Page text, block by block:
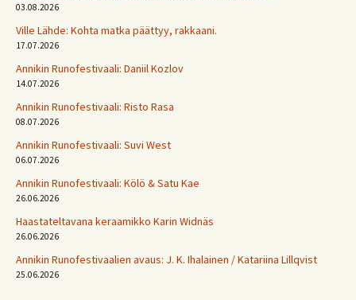
03.08.2026
Ville Lähde: Kohta matka päättyy, rakkaani.
17.07.2026
Annikin Runofestivaali: Daniil Kozlov
14.07.2026
Annikin Runofestivaali: Risto Rasa
08.07.2026
Annikin Runofestivaali: Suvi West
06.07.2026
Annikin Runofestivaali: Kölö & Satu Kae
26.06.2026
Haastateltavana keraamikko Karin Widnäs
26.06.2026
Annikin Runofestivaalien avaus: J. K. Ihalainen / Katariina Lillqvist
25.06.2026